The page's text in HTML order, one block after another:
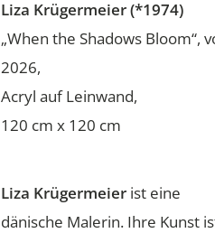
Liza Krügermeier (*1974)
„When the Shadows Bloom“,
2026,
Acryl auf Leinwand,
120 cm x 120 cm
Liza Krügermeierist eine
dänische Malerin. Ihre Kunst